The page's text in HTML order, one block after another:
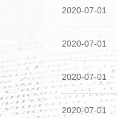
2020-07-01
2020-07-01
2020-07-01
2020-07-01